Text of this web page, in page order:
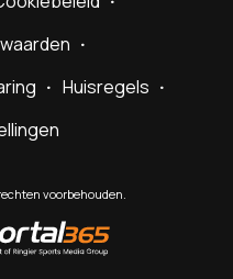
Huisregels
voorbehouden.